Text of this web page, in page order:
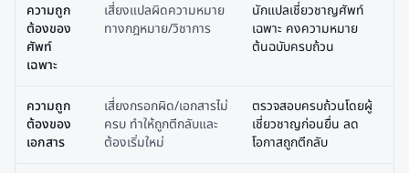
ความถูก
ต้องของ
ศัพท์
เฉพาะ
เสี่ยงแปลผิดความหมาย
ทางกฎหมาย/วิชาการ
นักแปลเชี่ยวชาญศัพท์
เฉพาะ คงความหมาย
ต้นฉบับครบถ้วน
ความถูก
ต้องของ
เอกสาร
เสี่ยงกรอกผิด/เอกสารไม่
ครบ ทำให้ถูกตีกลับและ
ต้องเริ่มใหม่
ตรวจสอบครบถ้วนโดยผู้
เชี่ยวชาญก่อนยื่น ลด
โอกาสถูกตีกลับ